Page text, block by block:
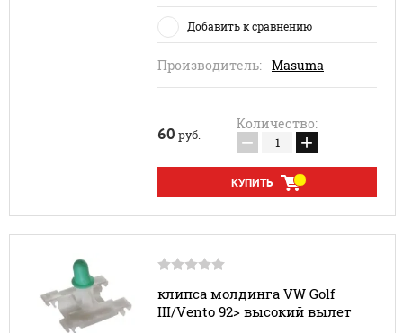
Добавить к сравнению
Производитель: Masuma
60 руб.
Количество:
− +
КУПИТЬ
клипса молдинга VW Golf
III/Vento 92> высокий вылет